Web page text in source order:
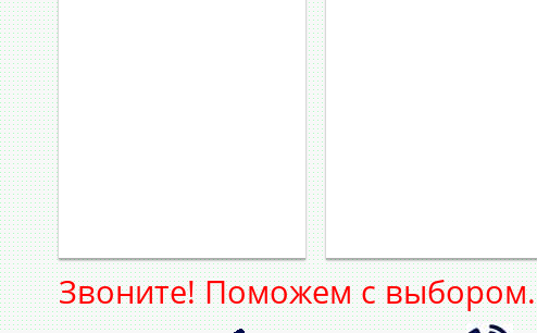
Звоните! Поможем с выбором.